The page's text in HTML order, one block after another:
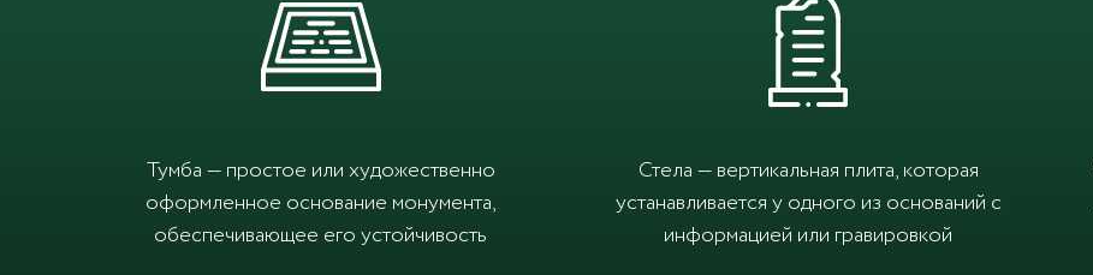
Тумба — простое или художественно
оформленное основание монумента,
обеспечивающее его устойчивость
Стела — вертикальная плита, которая
устанавливается у одного из оснований с
информацией или гравировкой